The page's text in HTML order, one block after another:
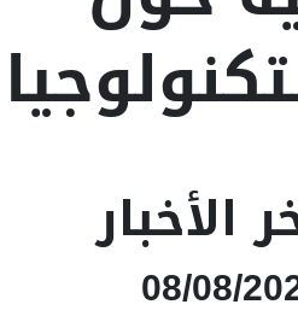
الأخبار
08/08/